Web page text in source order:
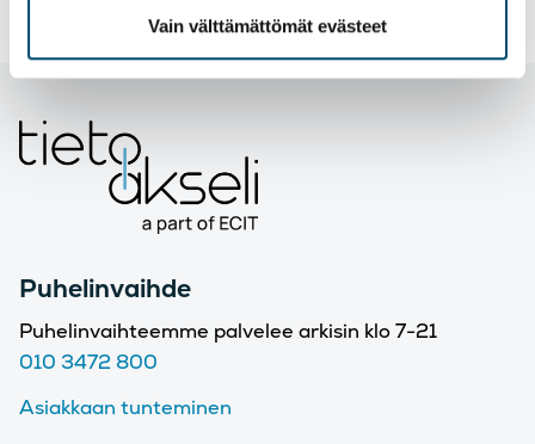
Vain välttämättömät evästeet
Puhelinvaihde
Puhelinvaihteemme palvelee arkisin klo 7-21
010 3472 800
Asiakkaan tunteminen